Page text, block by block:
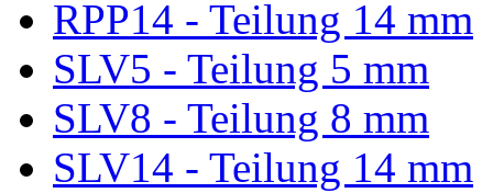
RPP14 - Teilung 14 mm
SLV5 - Teilung 5 mm
SLV8 - Teilung 8 mm
SLV14 - Teilung 14 mm